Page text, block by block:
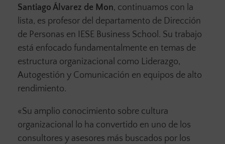
Santiago Álvarez de Mon, continuamos con la
lista, es profesor del departamento de Dirección
de Personas en IESE Business School. Su trabajo
está enfocado fundamentalmente en temas de
estructura organizacional como Liderazgo,
Autogestión y Comunicación en equipos de alto
rendimiento.
«Su amplio conocimiento sobre cultura
organizacional lo ha convertido en uno de los
consultores y asesores más buscados por los